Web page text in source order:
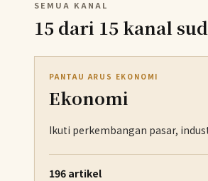
SEMUA KANAL
15 dari 15 kanal
PANTAU ARUS EKONOMI
Ekonomi
Ikuti perkembangan pasar,
196 artikel